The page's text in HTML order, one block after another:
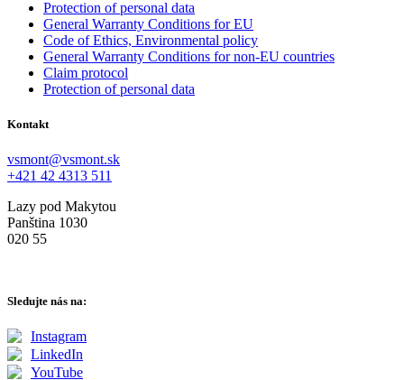
Protection of personal data
General Warranty Conditions for EU
Code of Ethics, Environmental policy
General Warranty Conditions for non-EU countries
Claim protocol
Protection of personal data
Kontakt
vsmont@vsmont.sk
+421 42 4313 511
Lazy pod Makytou
Panština 1030
020 55
Sledujte nás na:
Instagram
LinkedIn
YouTube